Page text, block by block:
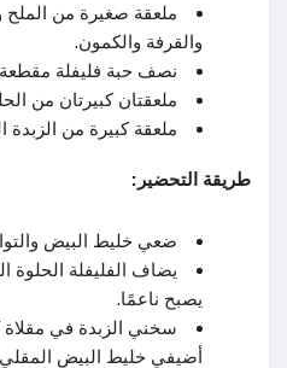
ملعقة صغيرة من الملح
والقرفة والكمون.
نصف حبة فليفلة
ملعقتان كبيرتان من
ملعقة كبيرة من الزبدة
طريقة التحضير:
ضعي خليط البيض
يضاف الفليفلة الحلوة
يصبح ناعمًا.
سخني الزبدة في مقلاة
أضيفي خليط البيض